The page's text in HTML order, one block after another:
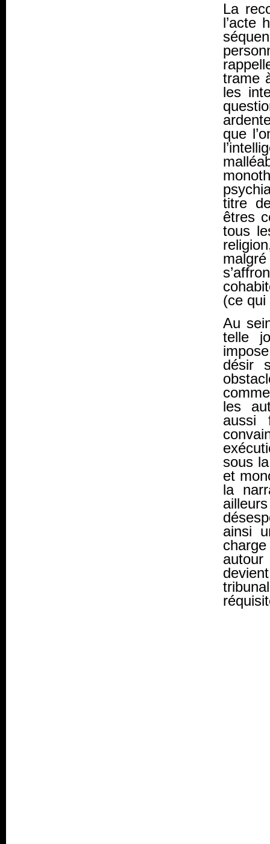
La
l’acte
trame
les
que
titre
êtres
tous
(ce
Au
telle
désir
les
aussi
sous
et
la
ainsi